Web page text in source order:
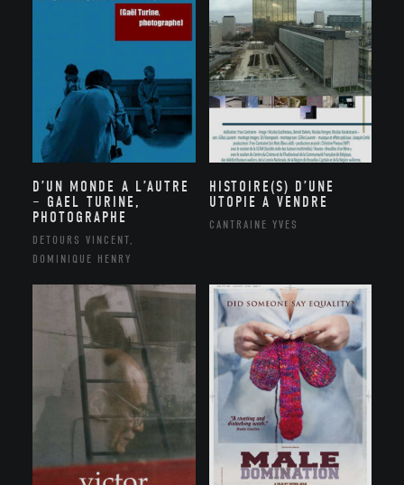
D’UN MONDE A L’AUTRE
– GAEL TURINE,
PHOTOGRAPHE
DETOURS VINCENT,
DOMINIQUE HENRY
HISTOIRE(S) D’UNE
UTOPIE A VENDRE
CANTRAINE YVES